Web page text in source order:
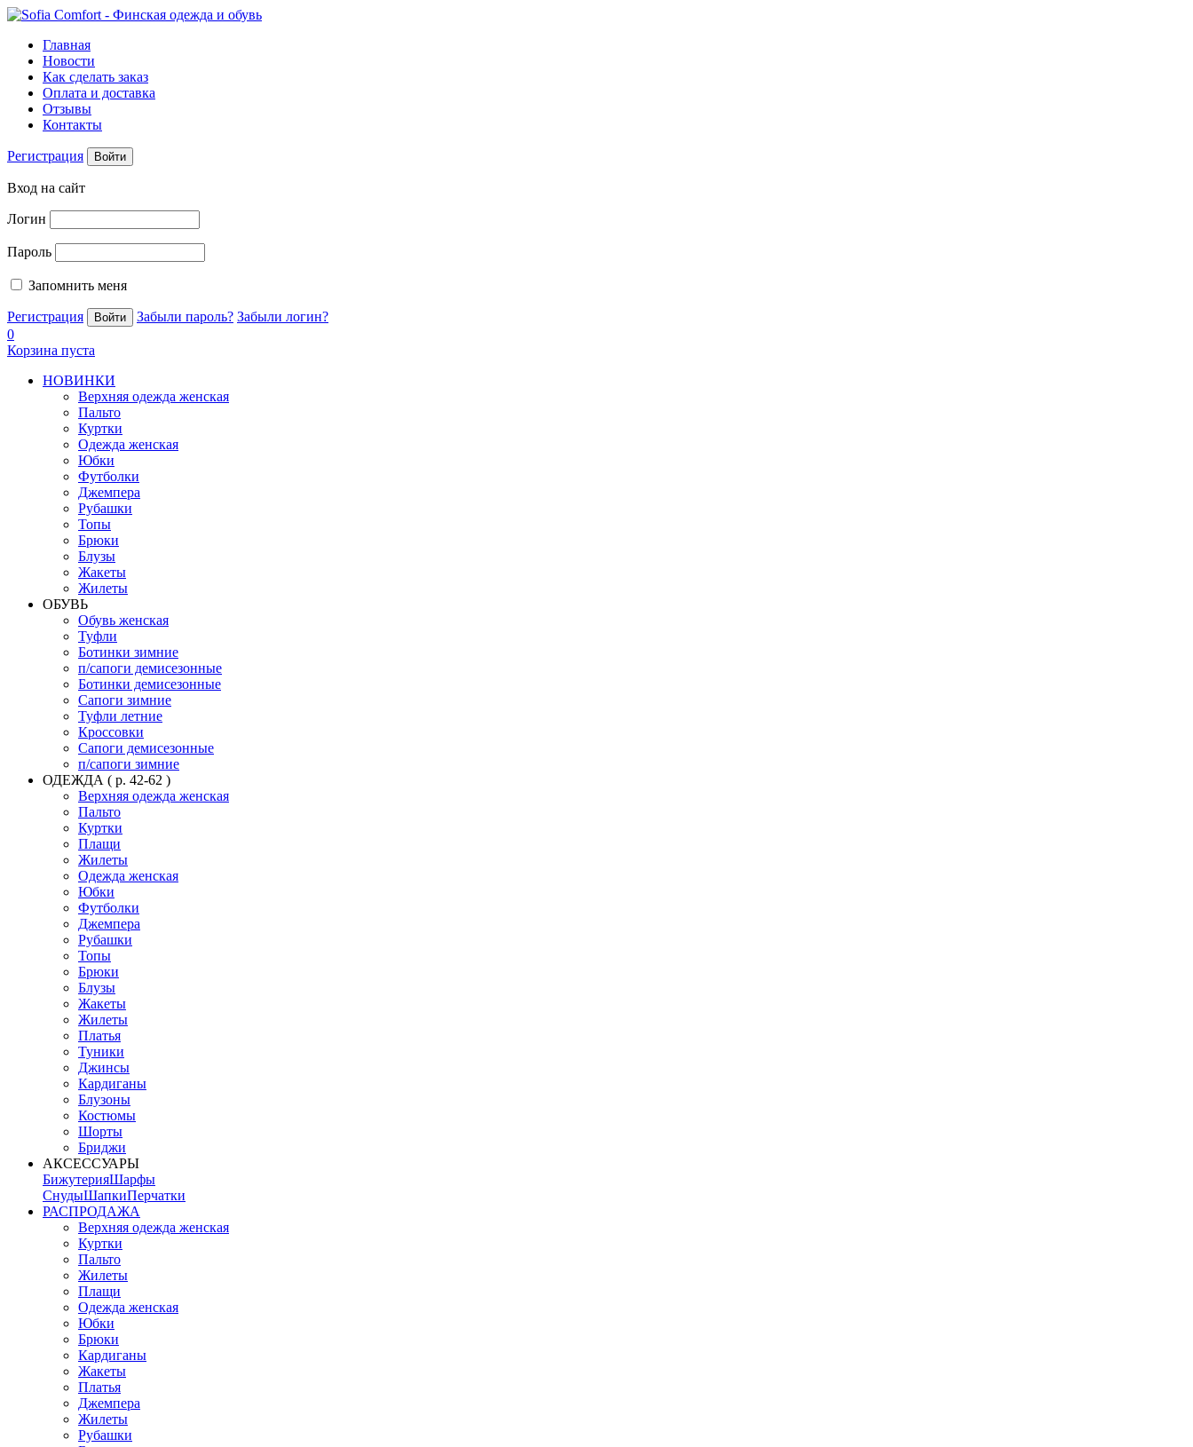
Главная
Новости
Как сделать заказ
Оплата и доставка
Отзывы
Контакты
Регистрация Войти
Вход на сайт
Логин
Пароль
Запомнить меня
Регистрация Забыли пароль? Забыли логин?
0
Корзина пуста
НОВИНКИ
Верхняя одежда женская
Пальто
Куртки
Одежда женская
Юбки
Футболки
Джемпера
Рубашки
Топы
Брюки
Блузы
Жакеты
Жилеты
ОБУВЬ
Обувь женская
Туфли
Ботинки зимние
п/сапоги демисезонные
Ботинки демисезонные
Сапоги зимние
Туфли летние
Кроссовки
Сапоги демисезонные
п/сапоги зимние
ОДЕЖДА ( р. 42-62 )
Верхняя одежда женская
Пальто
Куртки
Плащи
Жилеты
Одежда женская
Юбки
Футболки
Джемпера
Рубашки
Топы
Брюки
Блузы
Жакеты
Жилеты
Платья
Туники
Джинсы
Кардиганы
Блузоны
Костюмы
Шорты
Бриджи
АКСЕССУАРЫ
БижутерияШарфы
СнудыШапкиПерчатки
РАСПРОДАЖА
Верхняя одежда женская
Куртки
Пальто
Жилеты
Плащи
Одежда женская
Юбки
Брюки
Кардиганы
Жакеты
Платья
Джемпера
Жилеты
Рубашки